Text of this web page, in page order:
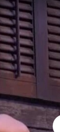
No media